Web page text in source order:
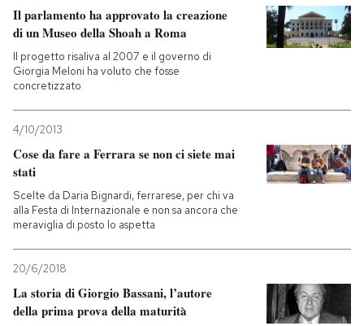
CALENDARIO
AREA PERSONALE
Il parlamento ha approvato la creazione
di un Museo della Shoah a Roma
Il progetto risaliva al 2007 e il governo di
Giorgia Meloni ha voluto che fosse
concretizzato
4/10/2013
Cose da fare a Ferrara se non ci siete mai
stati
Scelte da Daria Bignardi, ferrarese, per chi va
alla Festa di Internazionale e non sa ancora che
meraviglia di posto lo aspetta
20/6/2018
La storia di Giorgio Bassani, l’autore
della prima prova della maturità